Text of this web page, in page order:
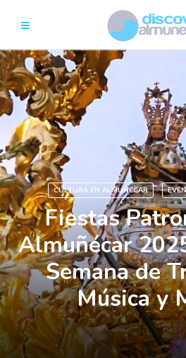
CULTURA EN ALMUÑECAR
Fiestas
Almuñécar
Semana de
Música y